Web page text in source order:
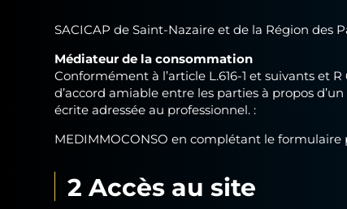
SACICAP de Saint-Nazaire et de la Région des
Médiateur de la consommation
Conformément à l’article L.616-1 et suivants et
d’accord amiable entre les parties à propos
écrite adressée au professionnel. :
MEDIMMOCONSO en complétant le
2 Accès au site